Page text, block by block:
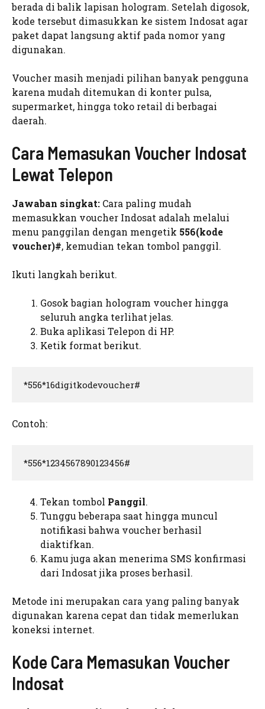
berada di balik lapisan hologram. Setelah digosok,
kode tersebut dimasukkan ke sistem Indosat agar
paket dapat langsung aktif pada nomor yang
digunakan.
Voucher masih menjadi pilihan banyak pengguna
karena mudah ditemukan di konter pulsa,
supermarket, hingga toko retail di berbagai
daerah.
Cara Memasukan Voucher Indosat
Lewat Telepon
Jawaban singkat: Cara paling mudah
memasukkan voucher Indosat adalah melalui
menu panggilan dengan mengetik 556(kode
voucher)#, kemudian tekan tombol panggil.
Ikuti langkah berikut.
Gosok bagian hologram voucher hingga
seluruh angka terlihat jelas.
Buka aplikasi Telepon di HP.
Ketik format berikut.
*556*16digitkodevoucher#
Contoh:
*556*1234567890123456#
Tekan tombol Panggil.
Tunggu beberapa saat hingga muncul
notifikasi bahwa voucher berhasil
diaktifkan.
Kamu juga akan menerima SMS konfirmasi
dari Indosat jika proses berhasil.
Metode ini merupakan cara yang paling banyak
digunakan karena cepat dan tidak memerlukan
koneksi internet.
Kode Cara Memasukan Voucher
Indosat